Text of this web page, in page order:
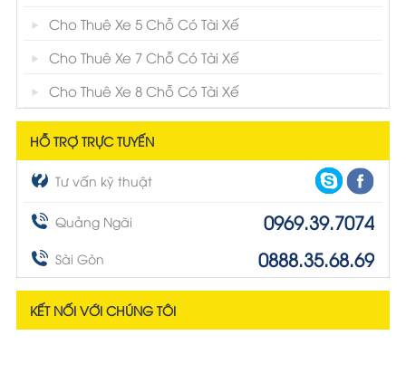
Cho Thuê Xe 5 Chỗ Có Tài Xế
Cho Thuê Xe 7 Chỗ Có Tài Xế
Cho Thuê Xe 8 Chỗ Có Tài Xế
HỖ TRỢ TRỰC TUYẾN
Tư vấn kỹ thuật
Quảng Ngãi 0969.39.7074
Sài Gòn 0888.35.68.69
KẾT NỐI VỚI CHÚNG TÔI